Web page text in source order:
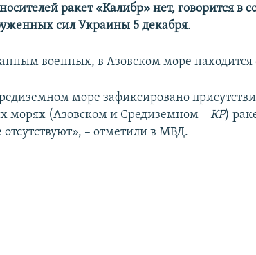
ракет «Калибр» нет, говорится в
сил Украины 5 декабря.
военных, в Азовском море находится
море зафиксировано
морях (Азовском и Средиземном –КР)
отсутствуют», – отметили в МВД.